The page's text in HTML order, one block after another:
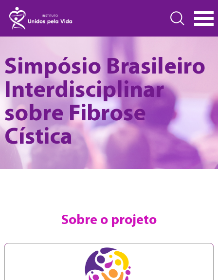
Simpósio Brasileiro
Interdisciplinar
sobre Fibrose
Cística
Sobre o projeto